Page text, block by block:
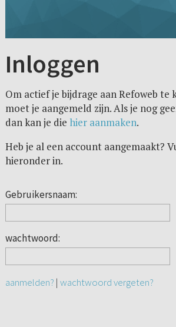
Inloggen
Om actief je bijdrage aan Refoweb te
moet je aangemeld zijn. Als je nog
dan kan je die hier aanmaken.
Heb je al een account aangemaakt?
hieronder in.
Gebruikersnaam:
wachtwoord:
aanmelden? | wachtwoord vergeten?